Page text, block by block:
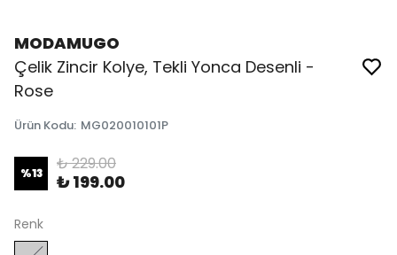
MODAMUGO
Çelik Zincir Kolye, Tekli Yonca Desenli -
Rose
Ürün Kodu: MG020010101P
%13 ₺ 229.00
₺ 199.00
Renk